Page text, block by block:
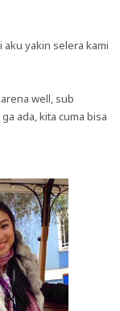
aku yakin selera kami
well, sub
ada, kita cuma bisa